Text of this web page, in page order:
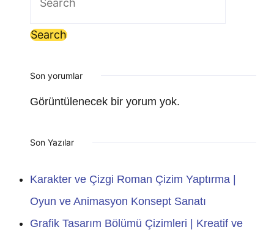
Son yorumlar
Görüntülenecek bir yorum yok.
Son Yazılar
Karakter ve Çizgi Roman Çizim Yaptırma |
Oyun ve Animasyon Konsept Sanatı
Grafik Tasarım Bölümü Çizimleri | Kreatif ve